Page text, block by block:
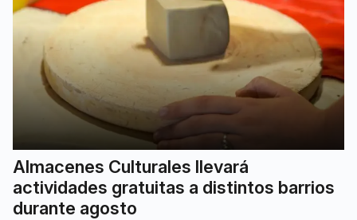
Almacenes Culturales llevará
actividades gratuitas a distintos barrios
durante agosto